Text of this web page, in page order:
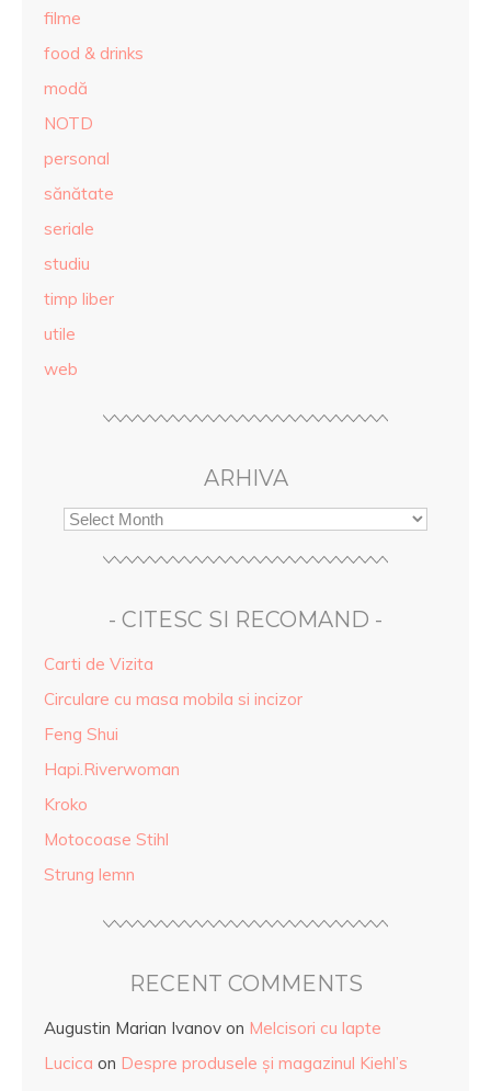
filme
food & drinks
modă
NOTD
personal
sănătate
seriale
studiu
timp liber
utile
web
ARHIVA
- CITESC SI RECOMAND -
Carti de Vizita
Circulare cu masa mobila si incizor
Feng Shui
Hapi.Riverwoman
Kroko
Motocoase Stihl
Strung lemn
RECENT COMMENTS
Augustin Marian Ivanov on Melcisori cu lapte
Lucica on Despre produsele și magazinul Kiehl’s